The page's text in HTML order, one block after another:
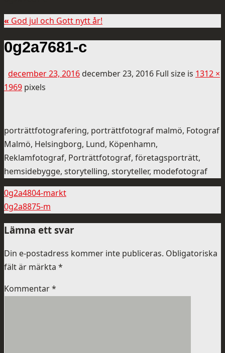
« God jul och Gott nytt år!
0g2a7681-c
december 23, 2016 december 23, 2016 Full size is 1312 ×
1969 pixels
porträttfotografering, porträttfotograf malmö, Fotograf
Malmö, Helsingborg, Lund, Köpenhamn,
Reklamfotograf, Porträttfotograf, företagsporträtt,
hemsidebygge, storytelling, storyteller, modefotograf
0g2a4804-markt
0g2a8875-m
Lämna ett svar
Din e-postadress kommer inte publiceras. Obligatoriska
fält är märkta *
Kommentar*